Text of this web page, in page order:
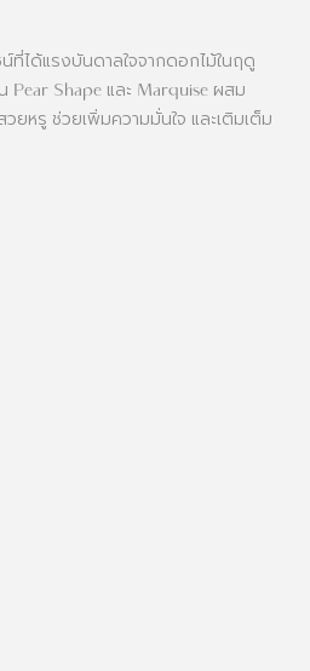
ที่ได้แรงบันดาลใจจากดอกไม้ในฤดู
Pear Shape และ Marquise ผสม
ยหรู ช่วยเพิ่มความมั่นใจ และเติมเต็ม